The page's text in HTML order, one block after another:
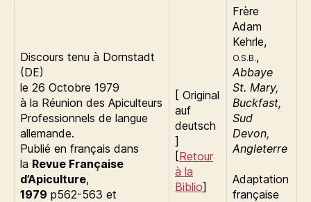
Discours tenu à Dornstadt
(DE)
le 26 Octobre 1979
à la Réunion des Apiculteurs
Professionnels de langue
allemande.
Publié en français dans
la Revue Française
d’Apiculture,
1979 p562-563 et
[ Original
auf
deutsch
]
[Retour
à la
Biblio]
Frère
Adam
Kehrle,
O.S.B.,
Abbaye
St. Mary,
Buckfast,
Sud
Devon,
Angleterre
Adaptation
française